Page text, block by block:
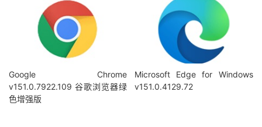
Google Chrome
v151.0.7922.109 谷歌浏览器绿
色增强版
Microsoft Edge for Windows
v151.0.4129.72